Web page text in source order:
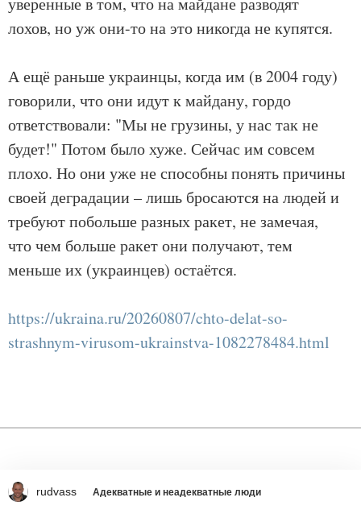
rudvass Адекватные и неадекватные люди
лохов, но уж они-то на это никогда не купятся.
А ещё раньше украинцы, когда им (в 2004 году)
говорили, что они идут к майдану, гордо
ответствовали: "Мы не грузины, у нас так не
будет!" Потом было хуже. Сейчас им совсем
плохо. Но они уже не способны понять причины
своей деградации – лишь бросаются на людей и
требуют побольше разных ракет, не замечая,
что чем больше ракет они получают, тем
меньше их (украинцев) остаётся.
https://ukraina.ru/20260807/chto-delat-so-
strashnym-virusom-ukrainstva-1082278484.html
Обсудить